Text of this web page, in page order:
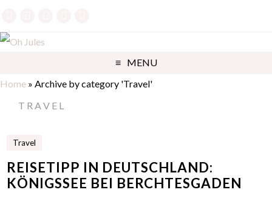
MENU
Home » Archive by category 'Travel'
TRAVEL
Travel
REISETIPP IN DEUTSCHLAND:
KÖNIGSSEE BEI BERCHTESGADEN